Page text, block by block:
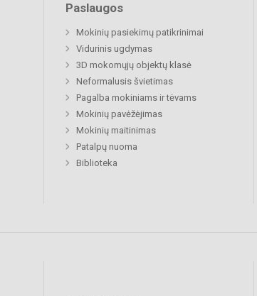
Paslaugos
Mokinių pasiekimų patikrinimai
Vidurinis ugdymas
3D mokomųjų objektų klasė
Neformalusis švietimas
Pagalba mokiniams ir tėvams
Mokinių pavėžėjimas
Mokinių maitinimas
Patalpų nuoma
Biblioteka